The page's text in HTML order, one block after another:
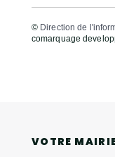
© Direction de
comarquage
VOTRE